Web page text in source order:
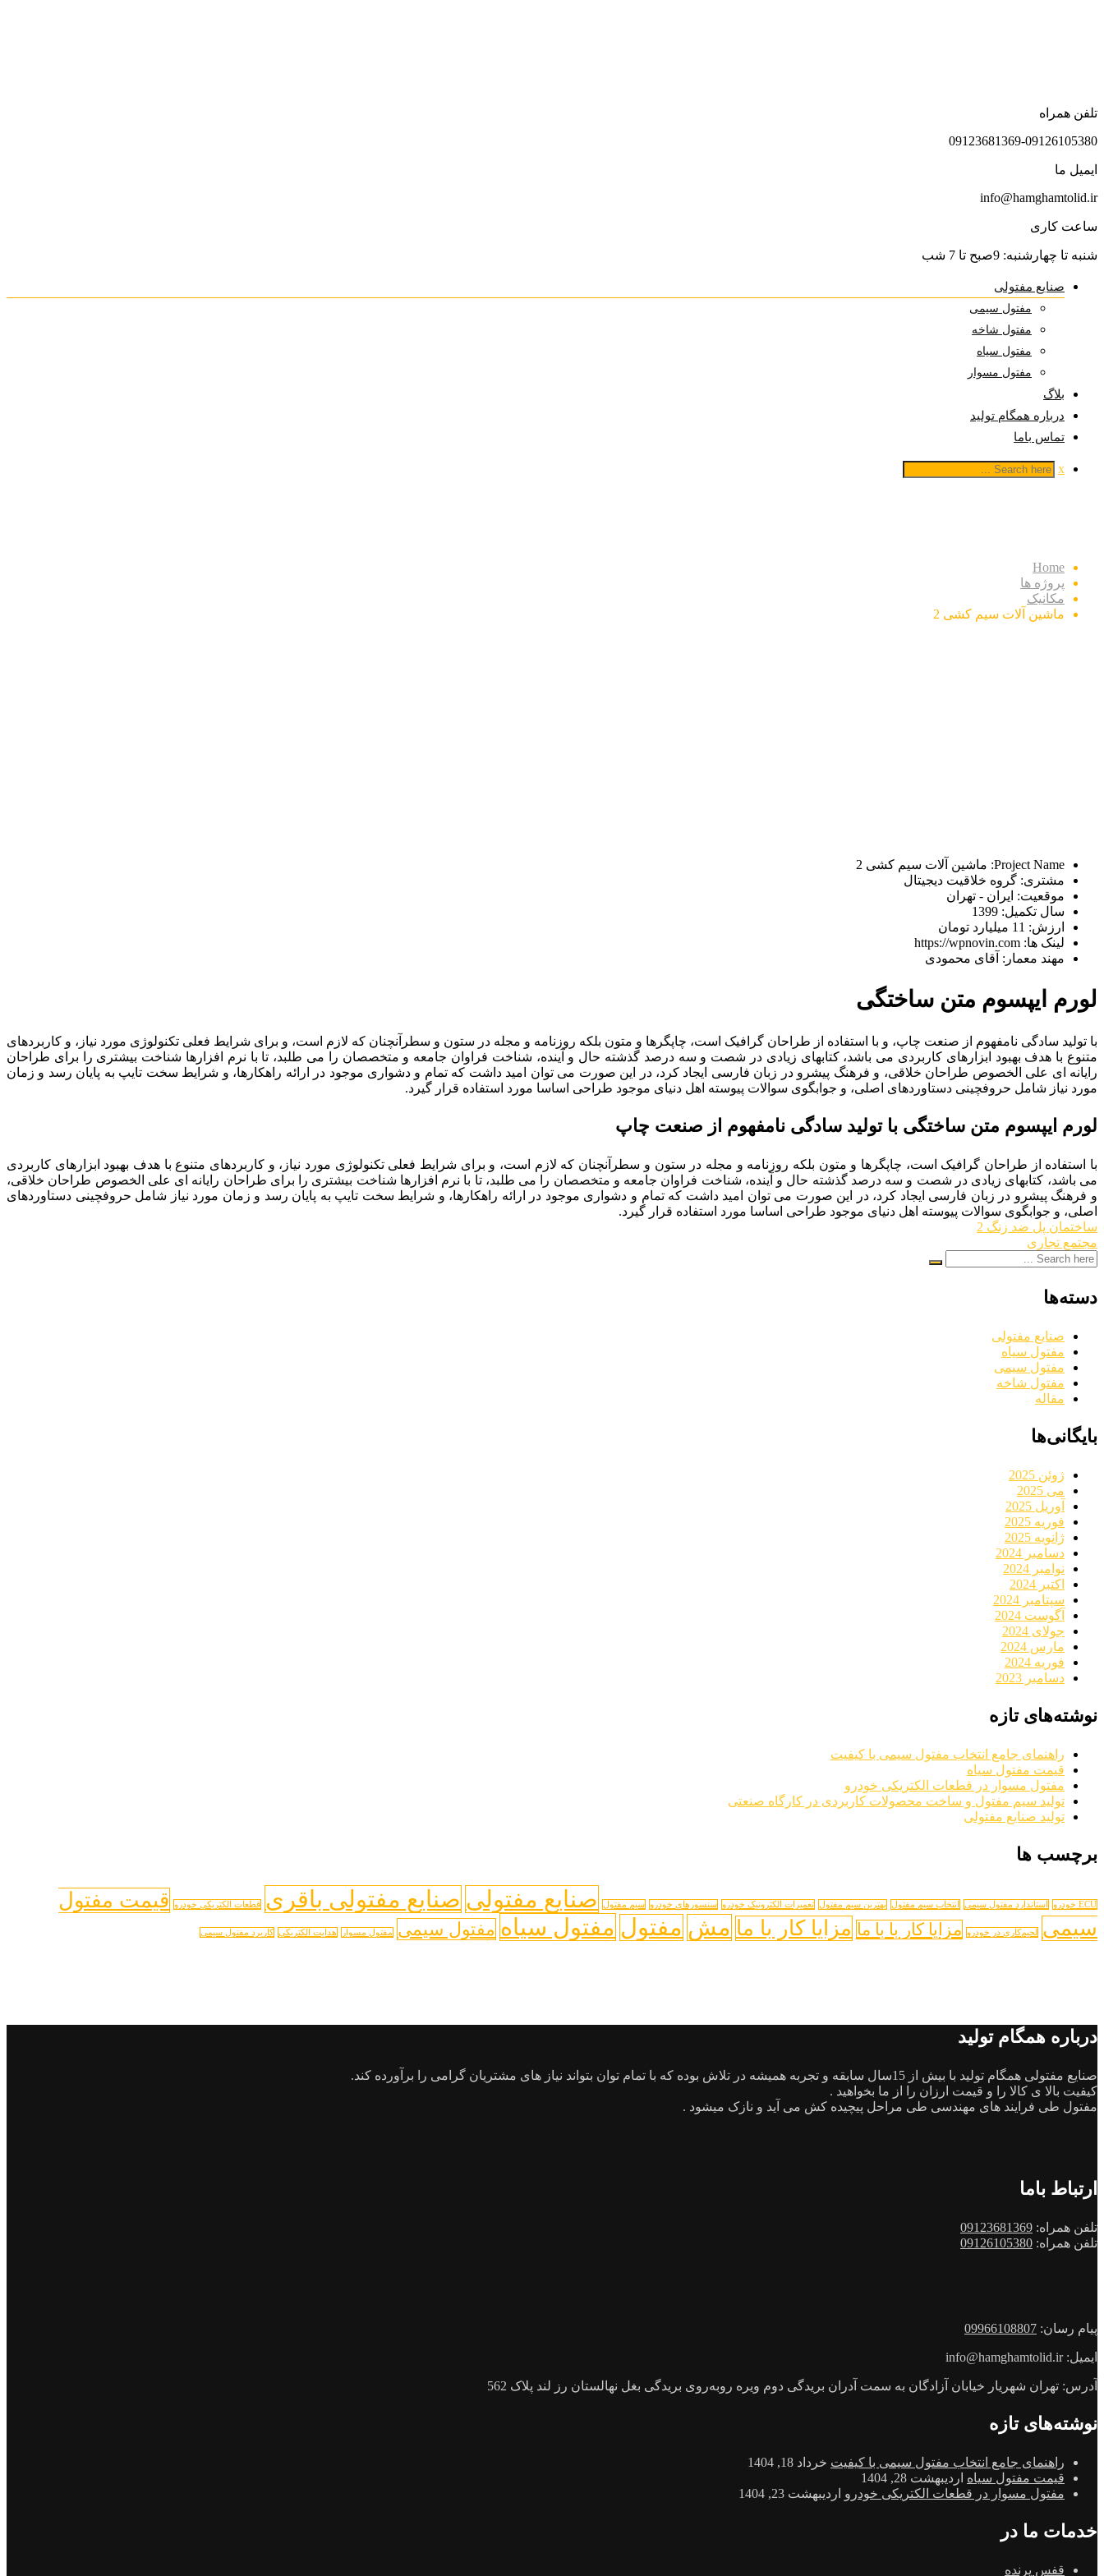
تلفن همراه
09123681369-09126105380
ایمیل ما
info@hamghamtolid.ir
ساعت کاری
شنبه تا چهارشنبه: 9صبح تا 7 شب
صنایع مفتولی
مفتول سیمی
مفتول شاخه
مفتول سیاه
مفتول مسوار
بلاگ
درباره همگام تولید
تماس باما
x
Home
پروژه ها
مکانیک
ماشین آلات سیم کشی 2
Project Name: ماشین آلات سیم کشی 2
مشتری: گروه خلاقیت دیجیتال
موقعیت: ایران - تهران
سال تکمیل: 1399
ارزش: 11 میلیارد تومان
لینک ها: https://wpnovin.com
مهند معمار: آقای محمودی
لورم ایپسوم متن ساختگی
با تولید سادگی نامفهوم از صنعت چاپ، و با استفاده از طراحان گرافیک است، چاپگرها و متون بلکه روزنامه و مجله در ستون و سطرآنچنان که لازم است، و برای شرایط فعلی تکنولوژی مورد نیاز، و کاربردهای
متنوع با هدف بهبود ابزارهای کاربردی می باشد، کتابهای زیادی در شصت و سه درصد گذشته حال و آینده، شناخت فراوان جامعه و متخصصان را می طلبد، تا با نرم افزارها شناخت بیشتری را برای طراحان
رایانه ای علی الخصوص طراحان خلاقی، و فرهنگ پیشرو در زبان فارسی ایجاد کرد، در این صورت می توان امید داشت که تمام و دشواری موجود در ارائه راهکارها، و شرایط سخت تایپ به پایان رسد و زمان
مورد نیاز شامل حروفچینی دستاوردهای اصلی، و جوابگوی سوالات پیوسته اهل دنیای موجود طراحی اساسا مورد استفاده قرار گیرد.
لورم ایپسوم متن ساختگی با تولید سادگی نامفهوم از صنعت چاپ
با استفاده از طراحان گرافیک است، چاپگرها و متون بلکه روزنامه و مجله در ستون و سطرآنچنان که لازم است، و برای شرایط فعلی تکنولوژی مورد نیاز، و کاربردهای متنوع با هدف بهبود ابزارهای کاربردی
می باشد، کتابهای زیادی در شصت و سه درصد گذشته حال و آینده، شناخت فراوان جامعه و متخصصان را می طلبد، تا با نرم افزارها شناخت بیشتری را برای طراحان رایانه ای علی الخصوص طراحان خلاقی،
و فرهنگ پیشرو در زبان فارسی ایجاد کرد، در این صورت می توان امید داشت که تمام و دشواری موجود در ارائه راهکارها، و شرایط سخت تایپ به پایان رسد و زمان مورد نیاز شامل حروفچینی دستاوردهای
اصلی، و جوابگوی سوالات پیوسته اهل دنیای موجود طراحی اساسا مورد استفاده قرار گیرد.
ساختمان پل ضد زنگ 2
مجتمع تجاری
دسته‌ها
صنایع مفتولی
مفتول سیاه
مفتول سیمی
مفتول شاخه
مقاله
بایگانی‌ها
ژوئن 2025
می 2025
آوریل 2025
فوریه 2025
ژانویه 2025
دسامبر 2024
نوامبر 2024
اکتبر 2024
سپتامبر 2024
آگوست 2024
جولای 2024
مارس 2024
فوریه 2024
دسامبر 2023
نوشته‌های تازه
راهنمای جامع انتخاب مفتول سیمی با کیفیت
قیمت مفتول سیاه
مفتول مسوار در قطعات الکتریکی خودرو
تولید سیم مفتول و ساخت محصولات کاربردی در کارگاه صنعتی
تولید صنایع مفتولی
برچسب ها
ECU خودرو استاندارد مفتول سیمی انتخاب سیم مفتول بهترین سیم مفتول تعمیرات الکترونیک خودرو سنسورهای خودرو سیم مفتول صنایع مفتولی صنایع مفتولی باقری قطعات الکتریکی خودرو
قیمت مفتول
سیمی
لحیم‌کاری در خودرو مزایا کار با با ما مزایا کار با ما مش مفتول مفتول سیاه مفتول سیمی مفتول مسوار هدایت الکتریکی کاریرد مفتول سیمی
درباره همگام تولید
صنایع مفتولی همگام تولید با بیش از 15سال سابقه و تجربه همیشه در تلاش بوده که با تمام توان بتواند نیاز های مشتریان گرامی را برآورده کند.
کیفیت بالا ی کالا را و قیمت ارزان را از ما بخواهید .
مفتول طی فرایند های مهندسی طی مراحل پیچیده کش می آید و نازک میشود .
ارتباط باما
تلفن همراه: 09123681369
تلفن همراه: 09126105380
پیام رسان: 09966108807
ایمیل: info@hamghamtolid.ir
آدرس: تهران شهریار خیابان آزادگان به سمت آدران بریدگی دوم ویره روبه‌روی بریدگی بغل نهالستان رز لند پلاک 562
نوشته‌های تازه
راهنمای جامع انتخاب مفتول سیمی با کیفیت خرداد 18, 1404
قیمت مفتول سیاه اردیبهشت 28, 1404
مفتول مسوار در قطعات الکتریکی خودرو اردیبهشت 23, 1404
خدمات ما در
قفس پرنده